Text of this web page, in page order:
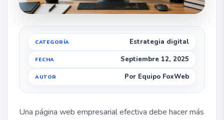
Estrategia digital
Septiembre 12, 2025
Por Equipo FoxWeb
Una página web empresarial efectiva debe hacer más